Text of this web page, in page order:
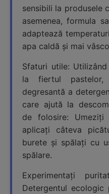
sensibili la produsele
asemenea, formula
adaptează
apa caldă și mai
Sfaturi utile:
la fiertul
degresantă a
care ajută la
de folosire:
aplicați câteva
burete și spălați cu
spălare.
Experimentați
Detergentul ecologic